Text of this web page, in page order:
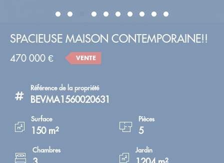
SPACIEUSE MAISON CONTEMPORAINE!!
470 000 € VENTE
Référence de la propriété
BEVMA1560020631
Surface
150 m²
Pièces
5
Chambres Jardin